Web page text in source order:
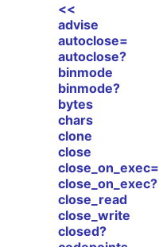
<<
advise
autoclose=
autoclose?
binmode
binmode?
bytes
chars
clone
close
close_on_exec=
close_on_exec?
close_read
close_write
closed?